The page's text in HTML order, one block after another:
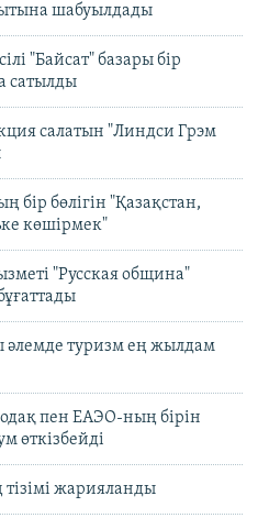
шабуылдады
"Байсат" базары бір
сатылды
салатын "Линдси Грэм
бөлігін "Қазақстан,
көшірмек"
"Русская община"
туризм ең жылдам
пен ЕАЭО-ның бірін
өткізбейді
тізімі жарияланды